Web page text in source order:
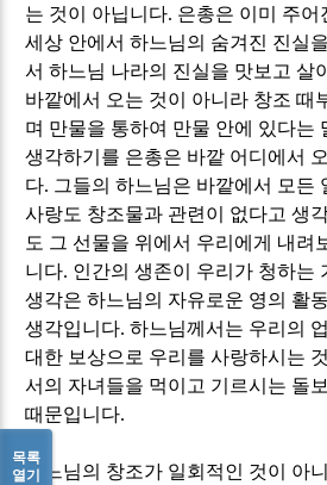
는 것이 아닙니다. 은총은 이미 주어
세상 안에서 하느님의 숨겨진 진실
서 하느님 나라의 진실을 맛보고 살
바깥에서 오는 것이 아니라 창조 때
며 만물을 통하여 만물 안에 있다는
생각하기를 은총은 바깥 어디에서
다. 그들의 하느님은 바깥에서 모든
사랑도 창조물과 관련이 없다고 생
도 그 선물을 위에서 우리에게 내려
니다. 인간의 생존이 우리가 청하는
생각은 하느님의 자유로운 영의 활
생각입니다.하느님께서는 우리의
대한 보상으로 우리를 사랑하시는
서의 자녀들을 먹이고 기르시는 돌
때문입니다.
하느님의 창조가 일회적인 것이 아
목록
열기